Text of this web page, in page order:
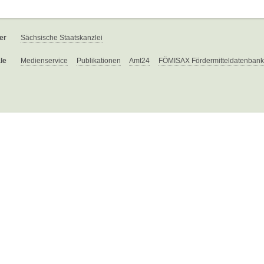
Sächsische Staatskanzlei
Medienservice Publikationen Amt24 FÖMISAX Fördermitteldatenbank